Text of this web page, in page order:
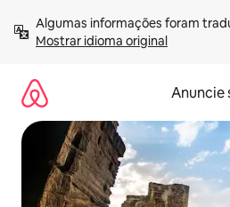
para
Mostrar idioma original
Anuncie